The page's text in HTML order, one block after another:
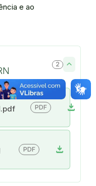
e ao
2
download
PDF
download
PDF